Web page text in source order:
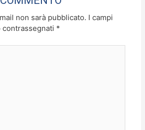
non sarà pubblicato. I campi
*